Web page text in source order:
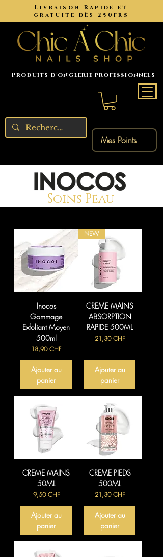
Livraison Rapide et
gratuite dès 250frs
Produits d'onglerie professionnels
Mes Points
Soins Peau
Inocos
Gommage
Exfoliant Moyen
500ml
Prix
18,90 CHF
Ajouter au
panier
NEW
CREME MAINS
ABSORPTION
RAPIDE 500ML
Prix
21,30 CHF
Ajouter au
panier
CREME MAINS
50ML
Prix
9,50 CHF
Ajouter au
panier
CREME PIEDS
500ML
Prix
21,30 CHF
Ajouter au
panier